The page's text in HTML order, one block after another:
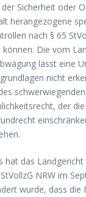
Sicherheit oder
herangezogene
nach § 65
Die vom
lässt eine
nicht
der
hat das
NRW im
wurde, dass